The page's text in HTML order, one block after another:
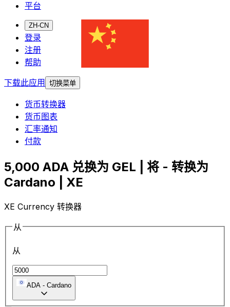
平台
ZH-CN
登录
注册
帮助
下载此应用
切换菜单
货币转换器
货币图表
汇率通知
付款
5,000 ADA 兑换为 GEL | 将 - 转换为
Cardano | XE
XE Currency 转换器
从
从
ADA - Cardano